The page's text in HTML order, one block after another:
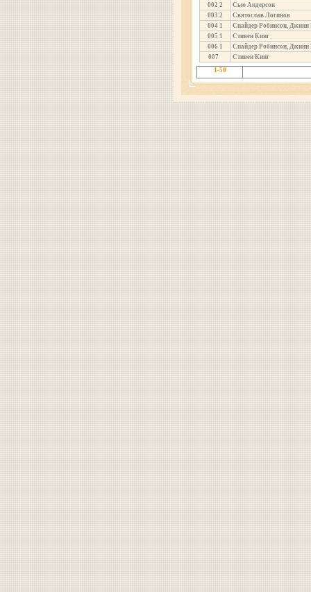
002 2
Сью Андерсон
003 2
Святослав Логинов
004 1
Спайдер Робинсон, Джинн
005 1
Стивен Кинг
006 1
Спайдер Робинсон, Джинн
007
Стивен Кинг
1-50